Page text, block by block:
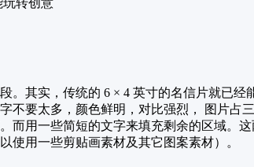
。其实，传统的 6 × 4 英寸的名信片就已
要太多，颜色鲜明，对比强烈， 图片占
而用一些简短的文字来填充剩余的区域。
使用一些剪贴画素材及其它图案素材）。